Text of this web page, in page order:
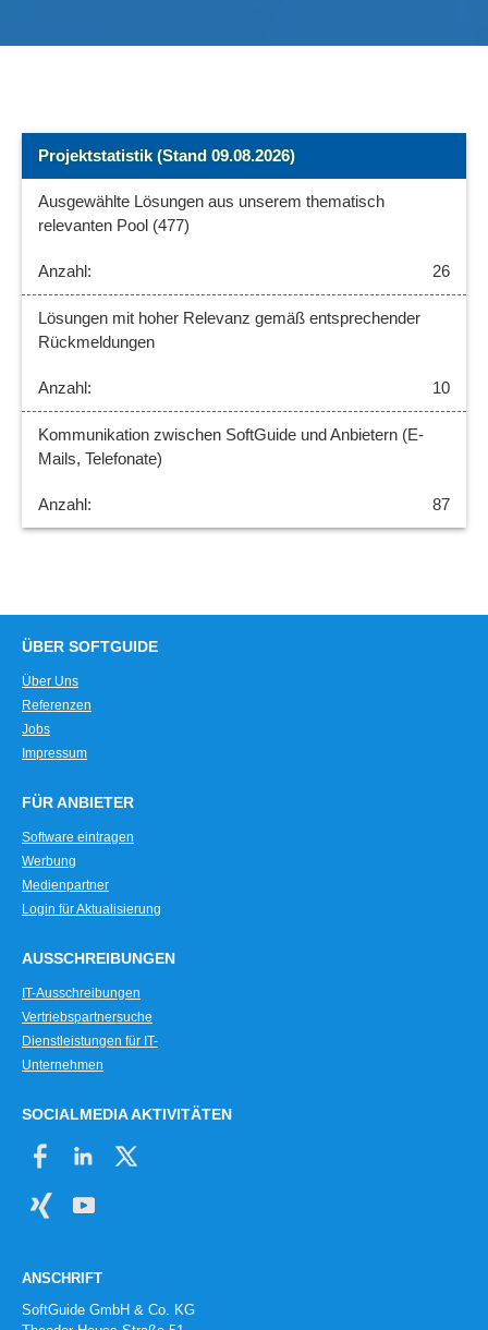
Projektstatistik (Stand 09.08.2026)
Ausgewählte Lösungen aus unserem thematisch
relevanten Pool (477)
26
Lösungen mit hoher Relevanz gemäß entsprechender
Rückmeldungen
10
Kommunikation zwischen SoftGuide und Anbietern (E-
Mails, Telefonate)
87
ÜBER SOFTGUIDE
Über Uns
Referenzen
Jobs
Impressum
FÜR ANBIETER
Software eintragen
Werbung
Medienpartner
Login für Aktualisierung
AUSSCHREIBUNGEN
IT-Ausschreibungen
Vertriebspartnersuche
Dienstleistungen für IT-
Unternehmen
SOCIALMEDIA AKTIVITÄTEN
ANSCHRIFT
SoftGuide GmbH & Co. KG